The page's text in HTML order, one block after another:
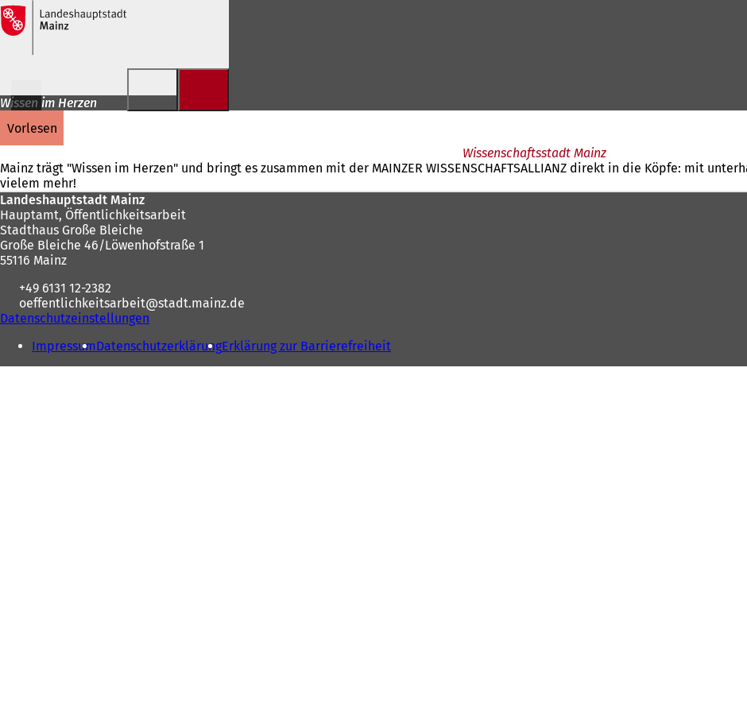
Inhalt anspringen
Wissen im Herzen
vorlesen
Wissenschaftsstadt Mainz
Mainz trägt "Wissen im Herzen" und bringt es zusammen mit der MAINZER WISSENSCHAFTSALLIANZ direkt in die Köpfe: mit
vielem mehr!
Fußbereich
Landeshauptstadt Mainz
Hauptamt, Öffentlichkeitsarbeit
Stadthaus Große Bleiche
Große Bleiche 46/Löwenhofstraße 1
55116 Mainz
+49 6131 12-2382
oeffentlichkeitsarbeit
stadt.mainz de
Datenschutzeinstellungen
ImpressumDatenschutzerklärungErklärung zur Barrierefreiheit